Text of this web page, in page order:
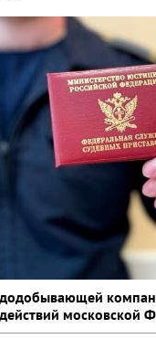
московской